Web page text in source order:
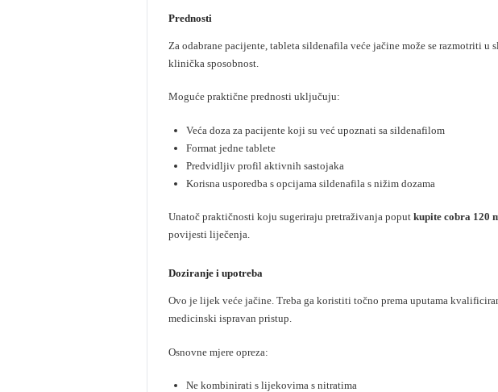
Prednosti
Za odabrane pacijente, tableta sildenafila veće jačine može se razmotriti
klinička sposobnost.
Moguće praktične prednosti uključuju:
Veća doza za pacijente koji su već upoznati sa sildenafilom
Format jedne tablete
Predvidljiv profil aktivnih sastojaka
Korisna usporedba s opcijama sildenafila s nižim dozama
Unatoč praktičnosti koju sugeriraju pretraživanja poput kupite cobra 120
povijesti liječenja.
Doziranje i upotreba
Ovo je lijek veće jačine. Treba ga koristiti točno prema uputama
medicinski ispravan pristup.
Osnovne mjere opreza:
Ne kombinirati s lijekovima s nitratima